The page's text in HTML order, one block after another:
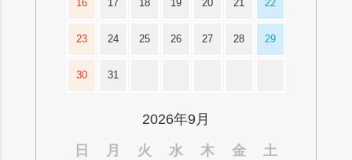
16 17 18 19 20 21 22
23 24 25 26 27 28 29
30 31
2026年9月
日
月 火 水 木 金 土